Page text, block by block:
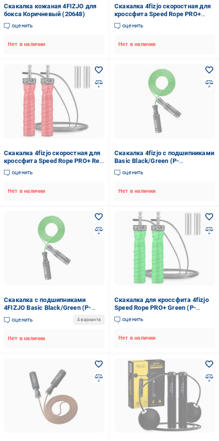
Скакалка кожаная 4FIZJO для
бокса Коричневый (20648)
оценить
Нет в наличии
Скакалка 4fizjo скоростная для
кроссфита Speed Rope PRO+
Black (P-5907739313164)
оценить
Нет в наличии
Скакалка 4fizjo скоростная для
кроссфита Speed Rope PRO+ Red
(P-5907739313171)
оценить
Нет в наличии
Скакалка 4fizjo с подшипниками
Basic Black/Green (P-
5907739313157)
оценить
Нет в наличии
Скакалка с подшипниками
4FIZJO Basic Black/Green (P-
5907739313157)
оценить 4 варианта
Нет в наличии
Скакалка для кроссфита 4fizjo
Speed Rope PRO+ Green (P-
5907739313195)
оценить
Нет в наличии